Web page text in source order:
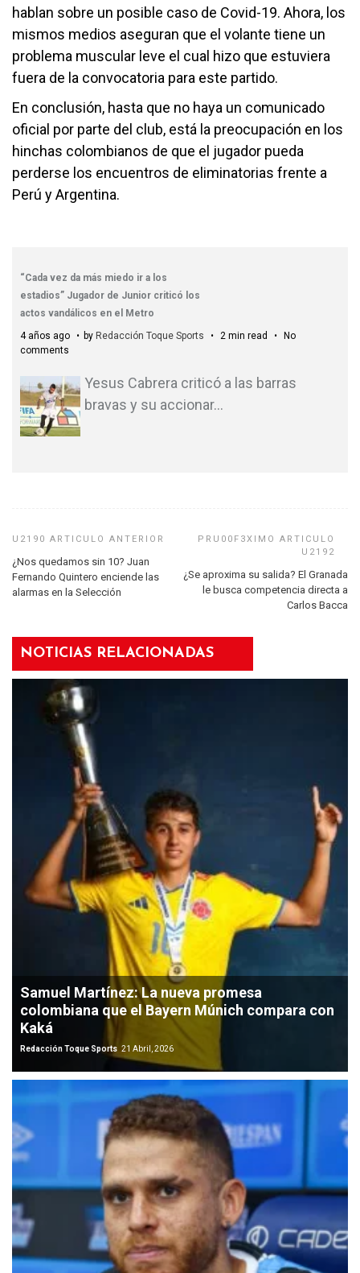
hablan sobre un posible caso de Covid-19. Ahora, los
mismos medios aseguran que el volante tiene un
problema muscular leve el cual hizo que estuviera
fuera de la convocatoria para este partido.
En conclusión, hasta que no haya un comunicado
oficial por parte del club, está la preocupación en los
hinchas colombianos de que el jugador pueda
perderse los encuentros de eliminatorias frente a
Perú y Argentina.
“Cada vez da más miedo ir a los
estadios” Jugador de Junior criticó los
actos vandálicos en el Metro
4 años ago
by Redacción Toque Sports 2 min read
No
comments
Yesus Cabrera criticó a las barras
bravas y su accionar…
¿Nos quedamos sin 10? Juan
Fernando Quintero enciende las
alarmas en la Selección
¿Se aproxima su salida? El Granada
le busca competencia directa a
Carlos Bacca
NOTICIAS RELACIONADAS
Samuel Martínez: La nueva promesa
colombiana que el Bayern Múnich compara con
Kaká
Redacción Toque Sports 21 Abril, 2026